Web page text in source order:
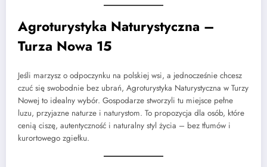
Agroturystyka Naturystyczna –
Turza Nowa 15
Jeśli marzysz o odpoczynku na polskiej wsi, a jednocześnie chcesz
czuć się swobodnie bez ubrań, Agroturystyka Naturystyczna w Turzy
Nowej to idealny wybór. Gospodarze stworzyli tu miejsce pełne
luzu, przyjazne naturze i naturystom. To propozycja dla osób, które
cenią ciszę, autentyczność i naturalny styl życia – bez tłumów i
kurortowego zgiełku.